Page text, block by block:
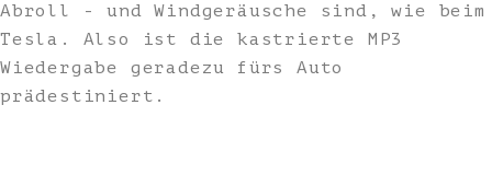
Abroll - und Windgeräusche sind, wie beim
Tesla. Also ist die kastrierte MP3
Wiedergabe geradezu fürs Auto
prädestiniert.